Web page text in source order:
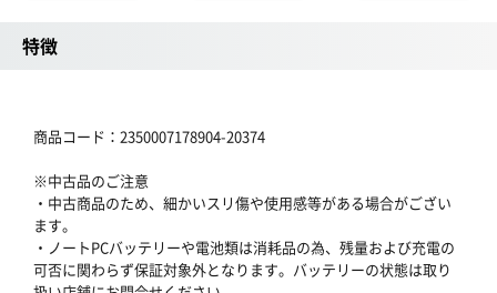
特徴
商品コード：2350007178904-20374
※中古品のご注意
・中古商品のため、細かいスリ傷や使用感等がある場合がござい
ます。
・ノートPCバッテリーや電池類は消耗品の為、残量および充電の
可否に関わらず保証対象外となります。バッテリーの状態は取り